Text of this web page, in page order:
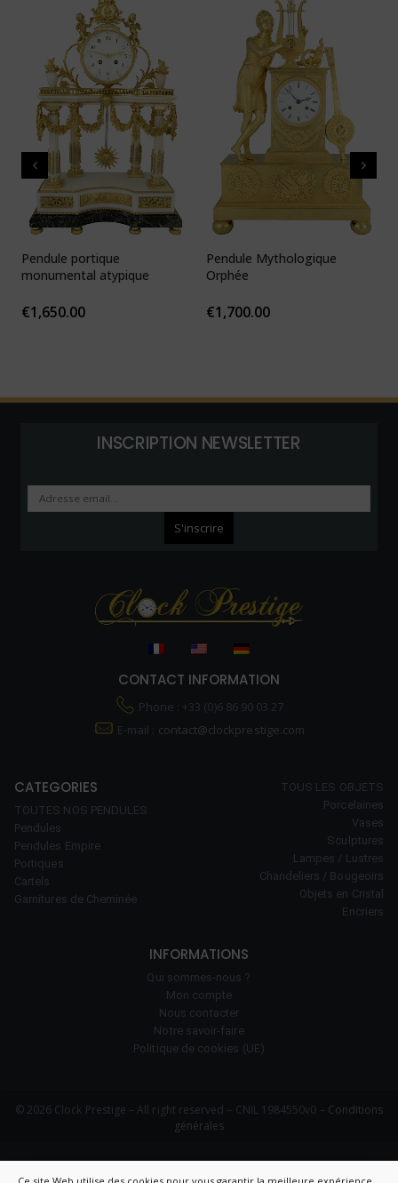
Pendule portique
monumental atypique
€1,650.00
Pendule Mythologique
Orphée
€1,700.00
INSCRIPTION NEWSLETTER
CONTACT INFORMATION
Phone : +33 (0)6 86 90 03 27
E-mail : contact@clockprestige.com
CATEGORIES
TOUTES NOS PENDULES
Pendules
Pendules Empire
Portiques
Cartels
Garnitures de Cheminée
TOUS LES OBJETS
Porcelaines
Vases
Sculptures
Lampes / Lustres
Chandeliers / Bougeoirs
Objets en Cristal
Encriers
INFORMATIONS
Qui sommes-nous ?
Mon compte
Nous contacter
Notre savoir-faire
Politique de cookies (UE)
© 2026 Clock Prestige – All right reserved – CNIL 1984550v0 – Conditions
générales